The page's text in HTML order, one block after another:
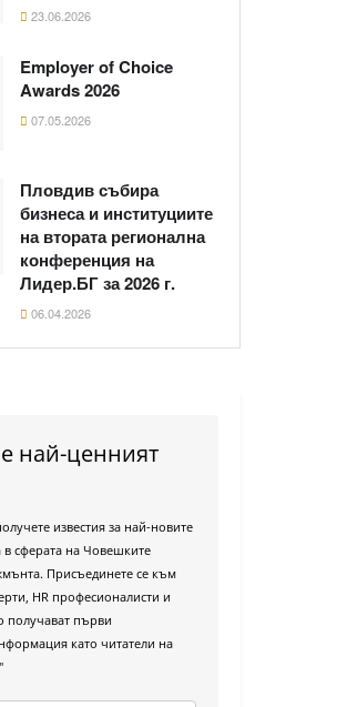
23.06.2026
Employer of Choice
Awards 2026
07.05.2026
Пловдив събира
бизнеса и институциите
на втората регионална
конференция на
Лидер.БГ за 2026 г.
06.04.2026
най-ценният
известия за най-новите
в сферата на Човешките
Присъединете се към
HR професионалисти и
получават първи
като читатели на